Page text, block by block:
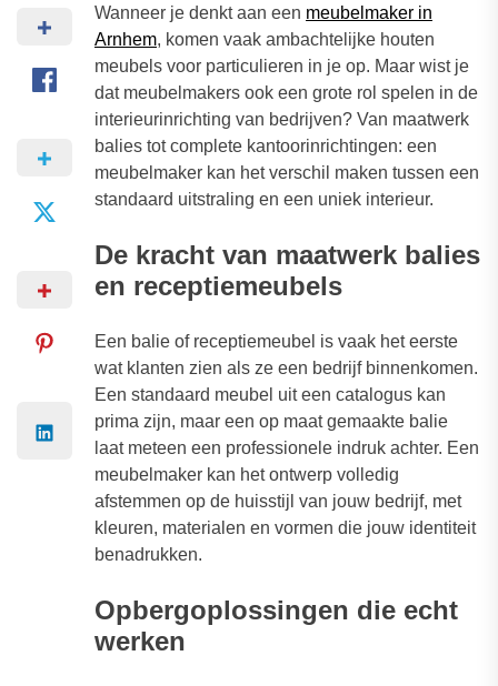
Wanneer je denkt aan een meubelmaker in
Arnhem, komen vaak ambachtelijke houten
meubels voor particulieren in je op. Maar wist je
dat meubelmakers ook een grote rol spelen in de
interieurinrichting van bedrijven? Van maatwerk
balies tot complete kantoorinrichtingen: een
meubelmaker kan het verschil maken tussen een
standaard uitstraling en een uniek interieur.
De kracht van maatwerk balies
en receptiemeubels
Een balie of receptiemeubel is vaak het eerste
wat klanten zien als ze een bedrijf binnenkomen.
Een standaard meubel uit een catalogus kan
prima zijn, maar een op maat gemaakte balie
laat meteen een professionele indruk achter. Een
meubelmaker kan het ontwerp volledig
afstemmen op de huisstijl van jouw bedrijf, met
kleuren, materialen en vormen die jouw identiteit
benadrukken.
Opbergoplossingen die echt
werken